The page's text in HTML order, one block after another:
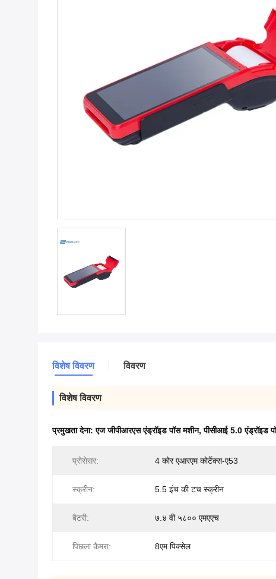
विशेष विवरण विवरण
विशेष विवरण
प्रमुखता देना:एज जीपीआरएस एंड्रॉइड पॉस मशीन,पीसीआई 5.0 एंड्रॉइड
प्रोसेसर: 4 कोर एआरएम कोर्टेक्स-ए53
स्क्रीन: 5.5 इंच की टच स्क्रीन
बैटरी: ७.४ वी ५८०० एमएएच
पिछला कैमरा: 8एम पिक्सेल